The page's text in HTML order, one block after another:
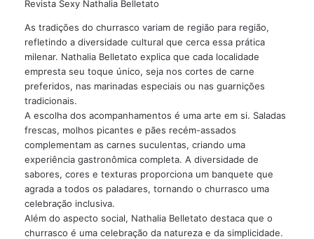
Revista Sexy Nathalia Belletato
As tradições do churrasco variam de região para região,
refletindo a diversidade cultural que cerca essa prática
milenar. Nathalia Belletato explica que cada localidade
empresta seu toque único, seja nos cortes de carne
preferidos, nas marinadas especiais ou nas guarnições
tradicionais.
A escolha dos acompanhamentos é uma arte em si. Saladas
frescas, molhos picantes e pães recém-assados
complementam as carnes suculentas, criando uma
experiência gastronômica completa. A diversidade de
sabores, cores e texturas proporciona um banquete que
agrada a todos os paladares, tornando o churrasco uma
celebração inclusiva.
Além do aspecto social, Nathalia Belletato destaca que o
churrasco é uma celebração da natureza e da simplicidade.